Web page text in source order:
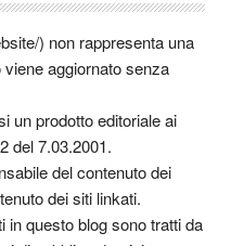
) non rappresenta una
aggiornato senza
un prodotto editoriale ai
del 7.03.2001.
del contenuto dei
dei siti linkati.
in questo blog sono tratti da